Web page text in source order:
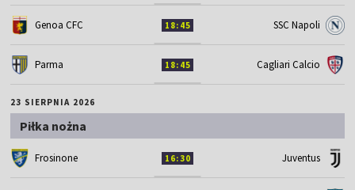
Genoa CFC 18:45 SSC Napoli
Parma 18:45 Cagliari Calcio
23 SIERPNIA 2026
Piłka nożna
Frosinone 16:30 Juventus